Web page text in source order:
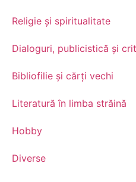
Religie și spiritualitate
Dialoguri, publicistică și
Bibliofilie și cărți vechi
Literatură în limba străină
Hobby
Diverse